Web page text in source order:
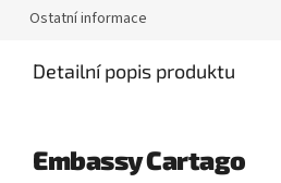
Ostatní informace
Detailní popis produktu
Embassy Cartago